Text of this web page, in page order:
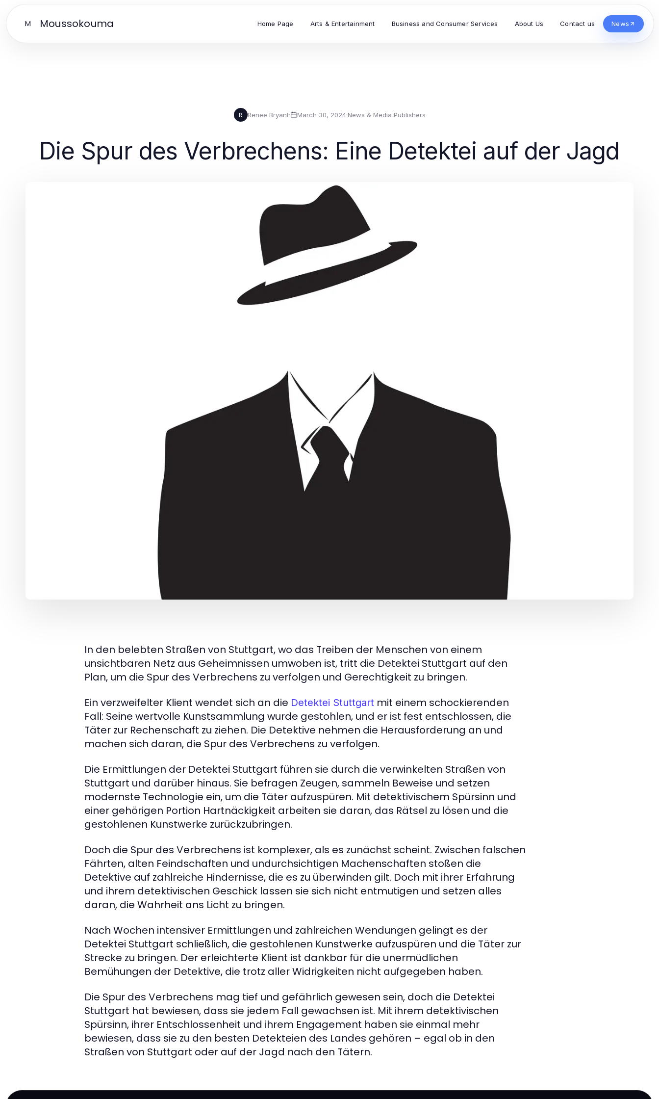
M Moussokouma Home Page Arts & Entertainment Business and Consumer Services About Us Contact us News
R Renee Bryant· March 30, 2024·News & Media Publishers
Die Spur des Verbrechens: Eine Detektei auf der Jagd
In den belebten Straßen von Stuttgart, wo das Treiben der Menschen von einem
unsichtbaren Netz aus Geheimnissen umwoben ist, tritt die Detektei Stuttgart auf den
Plan, um die Spur des Verbrechens zu verfolgen und Gerechtigkeit zu bringen.
Ein verzweifelter Klient wendet sich an die Detektei Stuttgart mit einem schockierenden
Fall: Seine wertvolle Kunstsammlung wurde gestohlen, und er ist fest entschlossen, die
Täter zur Rechenschaft zu ziehen. Die Detektive nehmen die Herausforderung an und
machen sich daran, die Spur des Verbrechens zu verfolgen.
Die Ermittlungen der Detektei Stuttgart führen sie durch die verwinkelten Straßen von
Stuttgart und darüber hinaus. Sie befragen Zeugen, sammeln Beweise und setzen
modernste Technologie ein, um die Täter aufzuspüren. Mit detektivischem Spürsinn und
einer gehörigen Portion Hartnäckigkeit arbeiten sie daran, das Rätsel zu lösen und die
gestohlenen Kunstwerke zurückzubringen.
Doch die Spur des Verbrechens ist komplexer, als es zunächst scheint. Zwischen falschen
Fährten, alten Feindschaften und undurchsichtigen Machenschaften stoßen die
Detektive auf zahlreiche Hindernisse, die es zu überwinden gilt. Doch mit ihrer Erfahrung
und ihrem detektivischen Geschick lassen sie sich nicht entmutigen und setzen alles
daran, die Wahrheit ans Licht zu bringen.
Nach Wochen intensiver Ermittlungen und zahlreichen Wendungen gelingt es der
Detektei Stuttgart schließlich, die gestohlenen Kunstwerke aufzuspüren und die Täter zur
Strecke zu bringen. Der erleichterte Klient ist dankbar für die unermüdlichen
Bemühungen der Detektive, die trotz aller Widrigkeiten nicht aufgegeben haben.
Die Spur des Verbrechens mag tief und gefährlich gewesen sein, doch die Detektei
Stuttgart hat bewiesen, dass sie jedem Fall gewachsen ist. Mit ihrem detektivischen
Spürsinn, ihrer Entschlossenheit und ihrem Engagement haben sie einmal mehr
bewiesen, dass sie zu den besten Detekteien des Landes gehören – egal ob in den
Straßen von Stuttgart oder auf der Jagd nach den Tätern.